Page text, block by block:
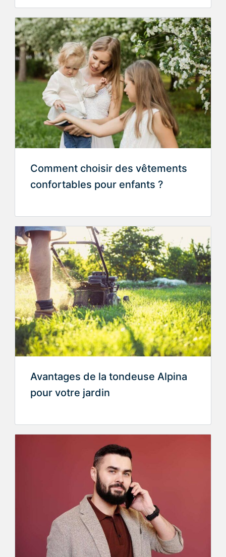
Comment choisir des vêtements
confortables pour enfants ?
Avantages de la tondeuse Alpina
pour votre jardin